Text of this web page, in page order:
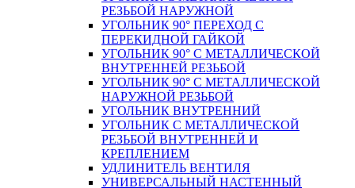
РЕЗЬБОЙ НАРУЖНОЙ
УГОЛЬНИК 90° ПЕРЕХОД С
ПЕРЕКИДНОЙ ГАЙКОЙ
УГОЛЬНИК 90° С МЕТАЛЛИЧЕСКОЙ
ВНУТРЕННEЙ РЕЗЬБОЙ
УГОЛЬНИК 90° С МЕТАЛЛИЧЕСКОЙ
НАРУЖНОЙ РЕЗЬБОЙ
УГОЛЬНИК ВНУТРЕННИЙ
УГОЛЬНИК С МЕТАЛЛИЧЕСКОЙ
РЕЗЬБОЙ ВНУТРЕННЕЙ И
КРЕПЛЕНИЕМ
УДЛИНИТЕЛЬ ВЕНТИЛЯ
УНИВЕРСАЛЬНЫЙ НАСТЕННЫЙ